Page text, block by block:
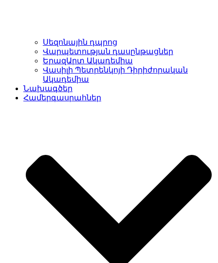
Սեզոնային դպրոց
Վարպետության դասընթացներ
ԵրազԱրտ Ակադեմիա
Վասիլի Պետրենկոյի Դիրիժորական
Ակադեմիա
Նախագծեր
Համերգասրահներ